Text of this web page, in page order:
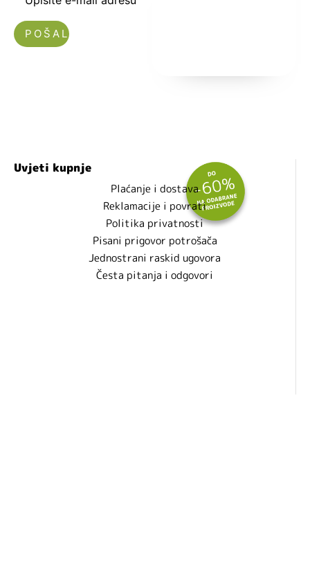
Uvjeti kupnje
Plaćanje i dostava
Reklamacije i povrati
Politika privatnosti
Pisani prigovor potrošača
Jednostrani raskid ugovora
Česta pitanja i odgovori